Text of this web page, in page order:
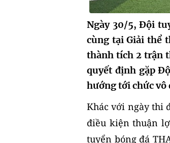
Ngày 30/5, Đội
cùng tại Giải thể
thành tích 2 trận
quyết định gặp
hướng tới chức vô
Khác với ngày thi
điều kiện thuận
tuyển bóng đá